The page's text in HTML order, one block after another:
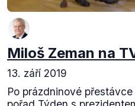
Miloš Zeman na
13. září 2019
Po prázdninové